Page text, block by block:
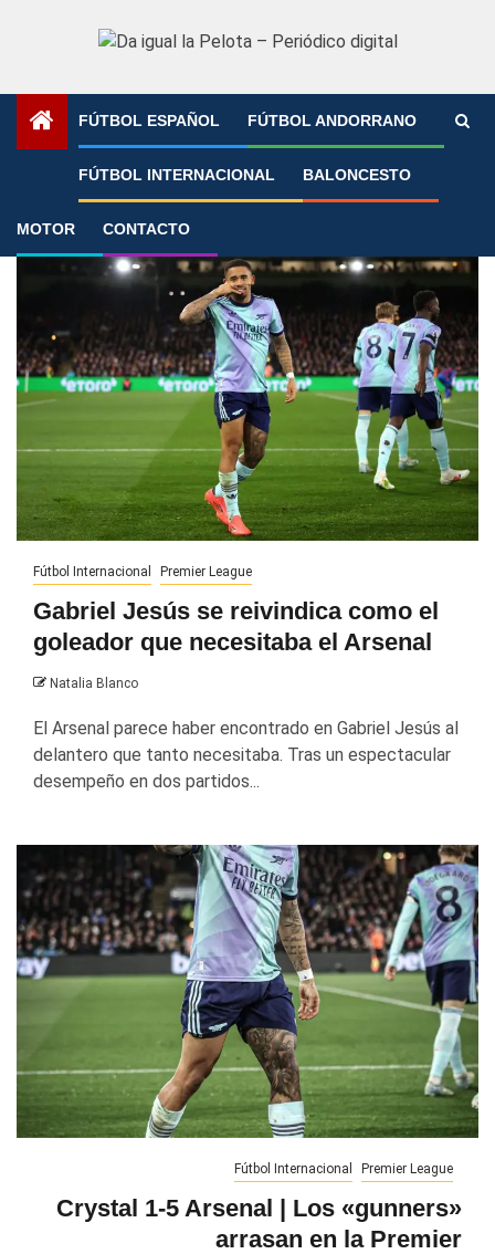
FÚTBOL ESPAÑOL FÚTBOL ANDORRANO
FÚTBOL INTERNACIONAL BALONCESTO
MOTOR CONTACTO
»
Gabriel Jesus
Fútbol Internacional Premier League
Gabriel Jesús se reivindica como el
goleador que necesitaba el Arsenal
Natalia Blanco
El Arsenal parece haber encontrado en Gabriel Jesús al
delantero que tanto necesitaba. Tras un espectacular
desempeño en dos partidos...
Fútbol Internacional Premier League
Crystal 1-5 Arsenal | Los «gunners»
arrasan en la Premier